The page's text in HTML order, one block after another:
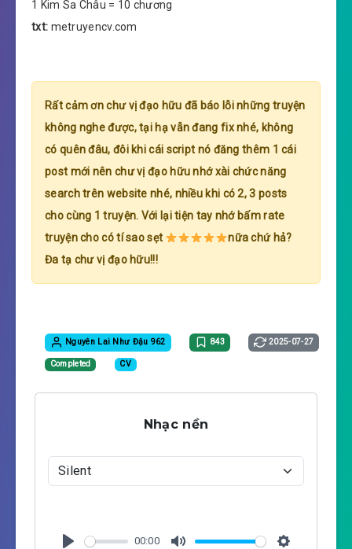
1 Kim Sa Châu = 10 chương
txt: metruyencv.com
Rất cảm ơn chư vị đạo hữu đã báo lỗi những truyện
không nghe được, tại hạ vẫn đang fix nhé, không
có quên đâu, đôi khi cái script nó đăng thêm 1 cái
post mới nên chư vị đạo hữu nhớ xài chức năng
search trên website nhé, nhiều khi có 2, 3 posts
cho cùng 1 truyện. Với lại tiện tay nhớ bấm rate
truyện cho có tí sao sẹt
nữa chứ hả?
Đa tạ chư vị đạo hữu!!!
Nguyên Lai Như Đậu 962 843 2025-07-27
Completed CV
Nhạc nền
00:00